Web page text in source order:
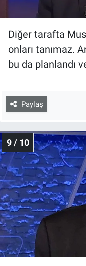
Diğer tarafta
onları tanımaz.
bu da planlandı
Paylaş
9 / 10